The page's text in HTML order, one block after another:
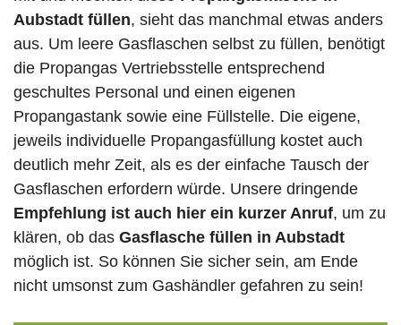
Aubstadt füllen, sieht das manchmal etwas anders
aus. Um leere Gasflaschen selbst zu füllen, benötigt
die Propangas Vertriebsstelle entsprechend
geschultes Personal und einen eigenen
Propangastank sowie eine Füllstelle. Die eigene,
jeweils individuelle Propangasfüllung kostet auch
deutlich mehr Zeit, als es der einfache Tausch der
Gasflaschen erfordern würde. Unsere dringende
Empfehlung ist auch hier ein kurzer Anruf, um zu
klären, ob das Gasflasche füllen in Aubstadt
möglich ist. So können Sie sicher sein, am Ende
nicht umsonst zum Gashändler gefahren zu sein!